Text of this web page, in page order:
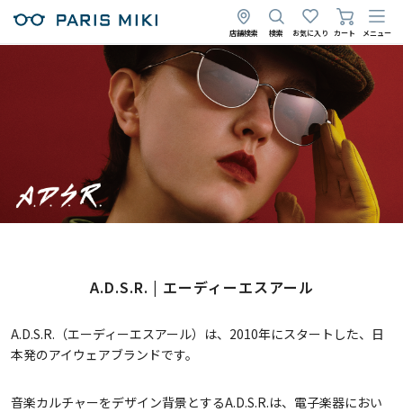
店舗検索 検索 お気に入り カート メニュー
A.D.S.R. | エーディーエスアール
A.D.S.R.（エーディーエスアール）は、2010年にスタートした、日
本発のアイウェアブランドです。
音楽カルチャーをデザイン背景とするA.D.S.R.は、電子楽器におい